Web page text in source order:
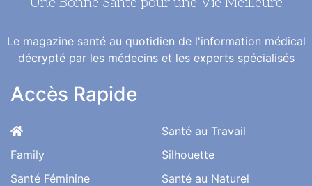
Le magazine santé au quotidien de l'information médical
décrypté par les médecins et les experts spécialisés
Accès Rapide
Family
Santé Féminine
Santé au Travail
Silhouette
Santé au Naturel